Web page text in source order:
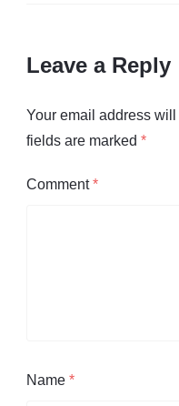
Leave a Reply
Your email address
fields are marked *
Comment*
Name *